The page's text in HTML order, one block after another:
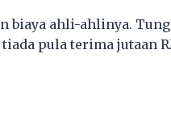
biaya ahli-ahlinya.
pula terima jutaan